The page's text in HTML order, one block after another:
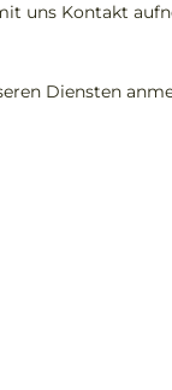
uns Kontakt
Diensten